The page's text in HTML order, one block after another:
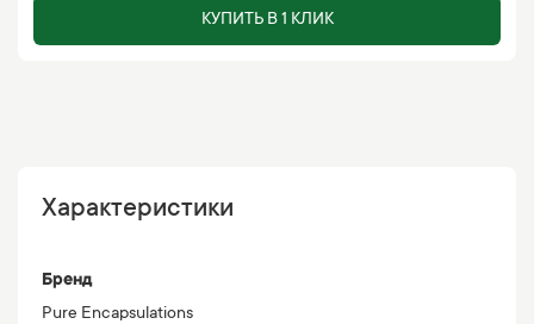
КУПИТЬ В 1 КЛИК
Характеристики
Бренд
Pure Encapsulations